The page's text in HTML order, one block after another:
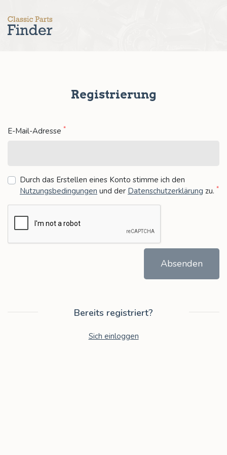
Registrierung
E-Mail-Adresse *
Durch das Erstellen eines Konto stimme ich den
Nutzungsbedingungen und der Datenschutzerklärung zu. *
Absenden
Bereits registriert?
Sich einloggen